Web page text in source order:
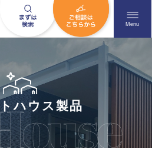
メニュ
Menu
わせはこちら
09-9663
ハウス製品